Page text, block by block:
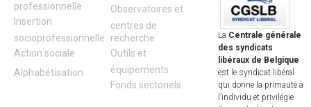
professionnelle
Insertion
socioprofessionnelle
Action sociale
Alphabétisation
Observatoires et
centres de
recherche
Outils et
équipements
Fonds sectoriels
La Centrale générale
des syndicats
libéraux de Belgique
est le syndicat libéral
qui donne la primauté à
l’individu et privilégie